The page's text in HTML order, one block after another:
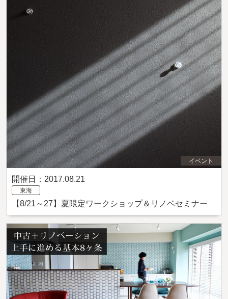
イベント
開催日：2017.08.21
東海
【8/21～27】夏限定ワークショップ＆リノベセミナー